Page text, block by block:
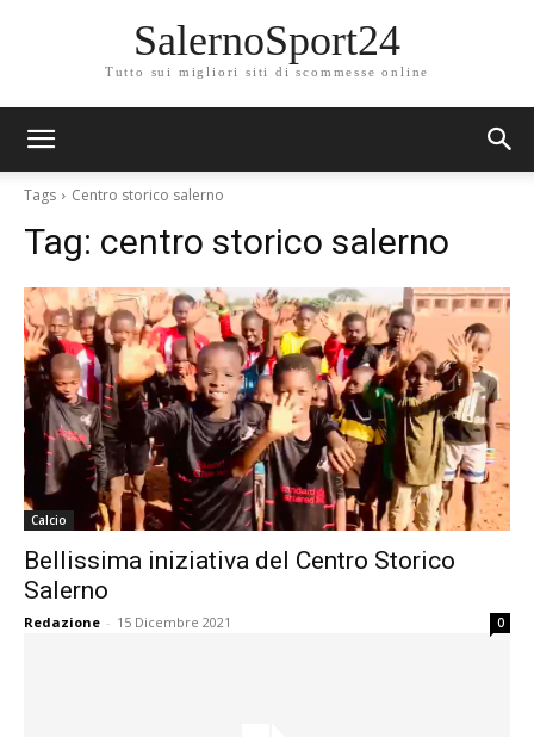
SalernoSport24
Tutto sui migliori siti di scommesse online
Tags Centro storico salerno
Tag: centro storico salerno
Calcio
Bellissima iniziativa del Centro Storico
Salerno
Redazione - 15 Dicembre 2021 0